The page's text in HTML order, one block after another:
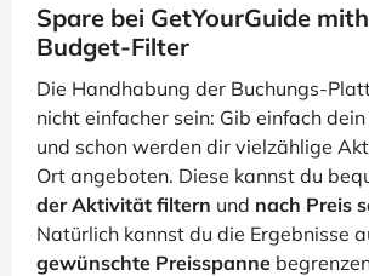
Spare bei GetYourGuide
Budget-Filter
Die Handhabung der Buchungs-
nicht einfacher sein: Gib einfach
und schon werden dir vielzählige
Ort angeboten. Diese kannst du
der Aktivität filtern und nach Preis
Natürlich kannst du die Ergebnisse
gewünschte Preisspanne